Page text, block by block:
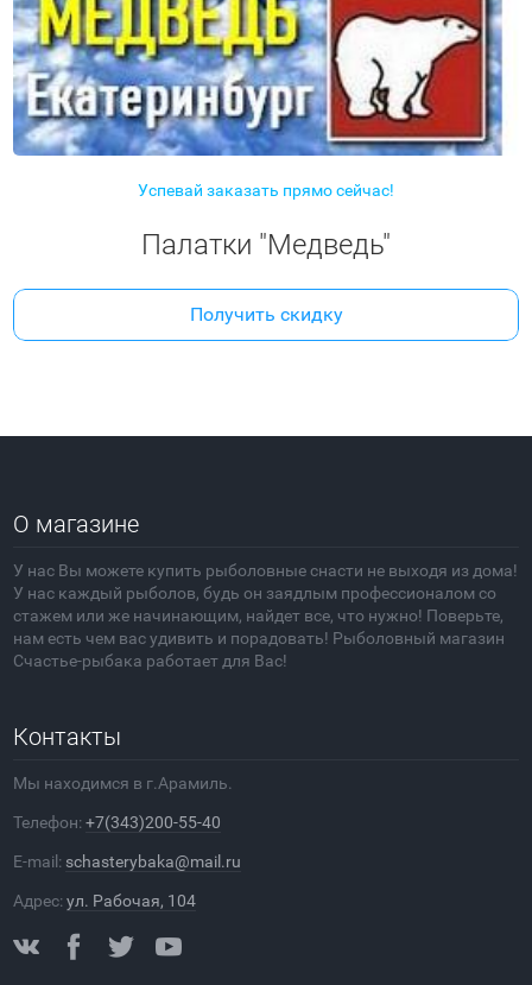
Успевай заказать прямо сейчас!
Палатки "Медведь"
Получить скидку
О магазине
У нас Вы можете купить рыболовные снасти не выходя из дома!
У нас каждый рыболов, будь он заядлым профессионалом со
стажем или же начинающим, найдет все, что нужно! Поверьте,
нам есть чем вас удивить и порадовать! Рыболовный магазин
Счастье-рыбака работает для Вас!
Контакты
Мы находимся в г.Арамиль.
Телефон:+7(343)200-55-40
E-mail: schasterybaka@mail.ru
Адрес:ул. Рабочая, 104